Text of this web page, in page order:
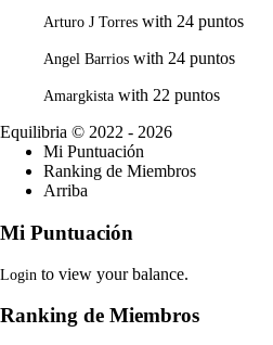
Arturo J Torres with 24 puntos
Angel Barrios with 24 puntos
Amargkista with 22 puntos
Equilibria © 2022 - 2026
Mi Puntuación
Ranking de Miembros
Arriba
Mi Puntuación
Login to view your balance.
Ranking de Miembros